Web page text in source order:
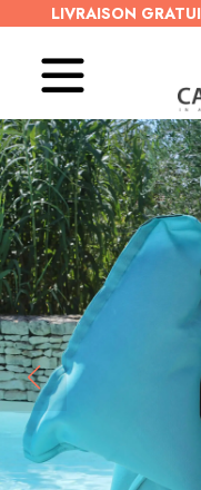
LIVRAISON